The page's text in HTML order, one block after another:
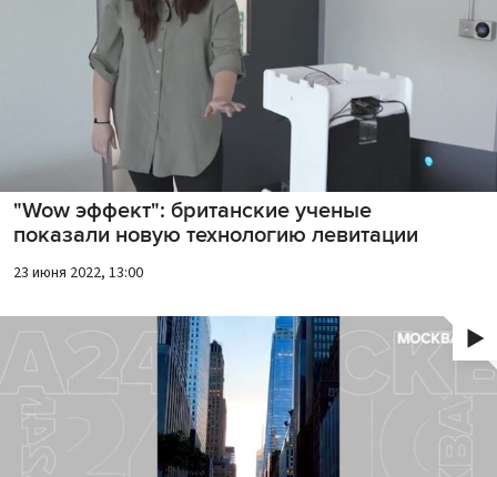
"Wow эффект": британские ученые
показали новую технологию левитации
23 июня 2022, 13:00